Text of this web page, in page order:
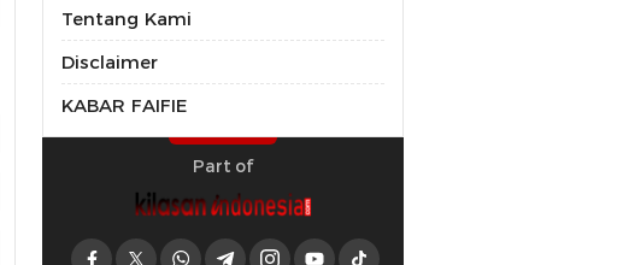
Tentang Kami
Disclaimer
KABAR FAIFIE
Part of